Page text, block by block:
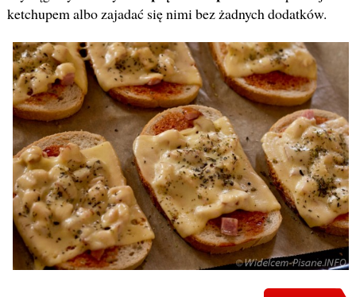
ketchupem albo zajadać się nimi bez żadnych dodatków.